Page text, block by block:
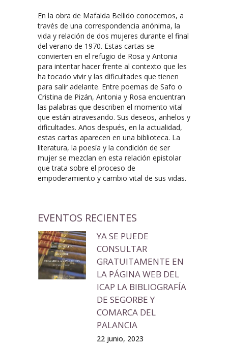
En la obra de Mafalda Bellido conocemos, a
través de una correspondencia anónima, la
vida y relación de dos mujeres durante el final
del verano de 1970. Estas cartas se
convierten en el refugio de Rosa y Antonia
para intentar hacer frente al contexto que les
ha tocado vivir y las dificultades que tienen
para salir adelante. Entre poemas de Safo o
Cristina de Pizán, Antonia y Rosa encuentran
las palabras que describen el momento vital
que están atravesando. Sus deseos, anhelos y
dificultades. Años después, en la actualidad,
estas cartas aparecen en una biblioteca. La
literatura, la poesía y la condición de ser
mujer se mezclan en esta relación epistolar
que trata sobre el proceso de
empoderamiento y cambio vital de sus vidas.
EVENTOS RECIENTES
YA SE PUEDE
CONSULTAR
GRATUITAMENTE EN
LA PÁGINA WEB DEL
ICAP LA BIBLIOGRAFÍA
DE SEGORBE Y
COMARCA DEL
PALANCIA
22 junio, 2023